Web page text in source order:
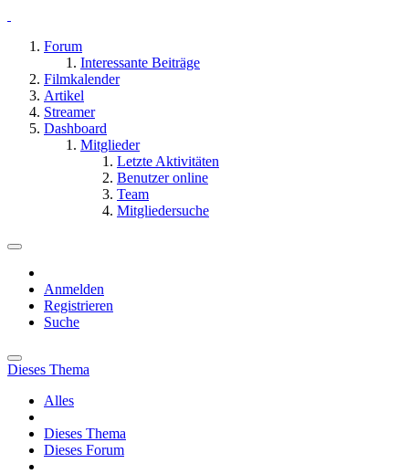
Forum
Interessante Beiträge
Filmkalender
Artikel
Streamer
Dashboard
Mitglieder
Letzte Aktivitäten
Benutzer online
Team
Mitgliedersuche
Anmelden
Registrieren
Suche
Dieses Thema
Alles
Dieses Thema
Dieses Forum